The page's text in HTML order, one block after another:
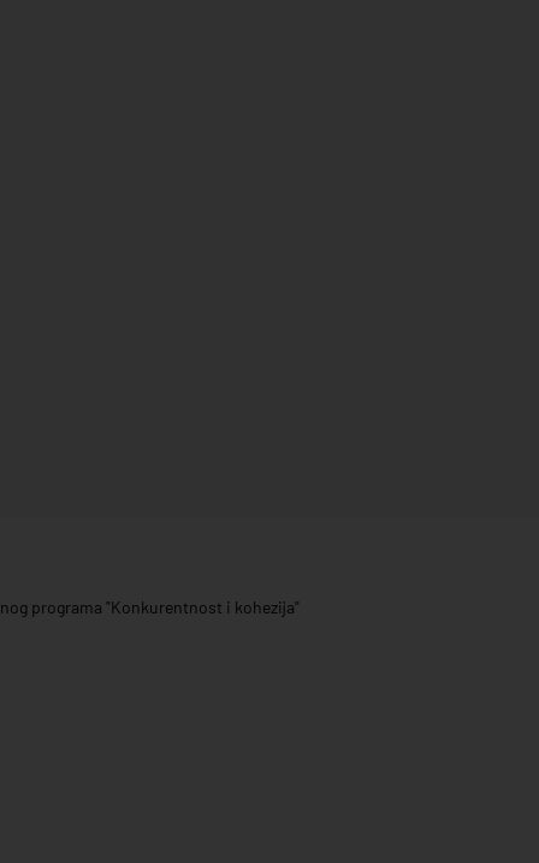
programa "Konkurentnost i kohezija"